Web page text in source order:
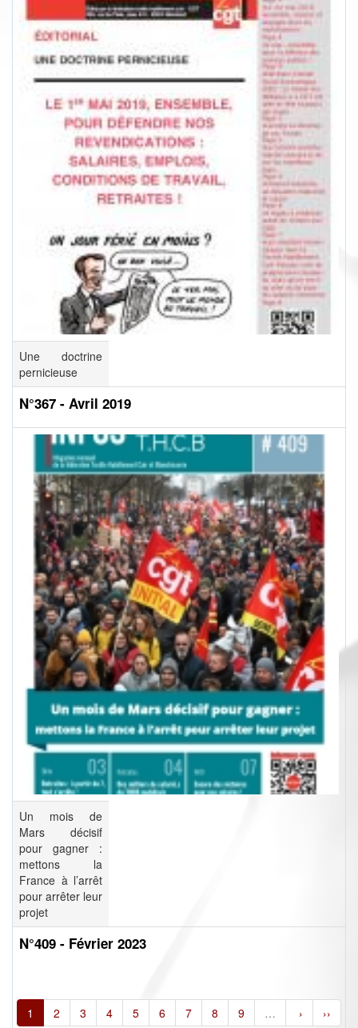
Une doctrine
pernicieuse
N°367 - Avril 2019
Un mois de
Mars décisif
pour gagner :
mettons la
France à l’arrêt
pour arrêter leur
projet
N°409 - Février 2023
1 2 3 4 5 6 7 8 9 … › ››